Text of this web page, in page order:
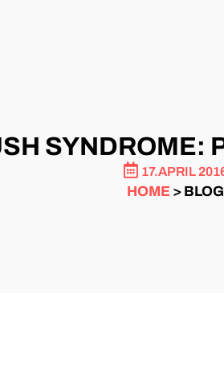
SYNDROME:
17.APRIL
HOME > BLOG